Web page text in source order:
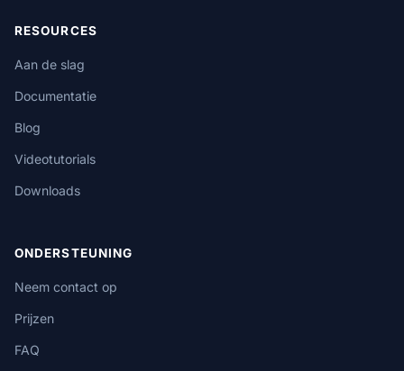
RESOURCES
Aan de slag
Documentatie
Blog
Videotutorials
Downloads
ONDERSTEUNING
Neem contact op
Prijzen
FAQ